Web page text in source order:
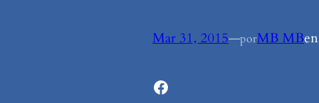
Mar 31, 2015—porMB MBen
Facebook